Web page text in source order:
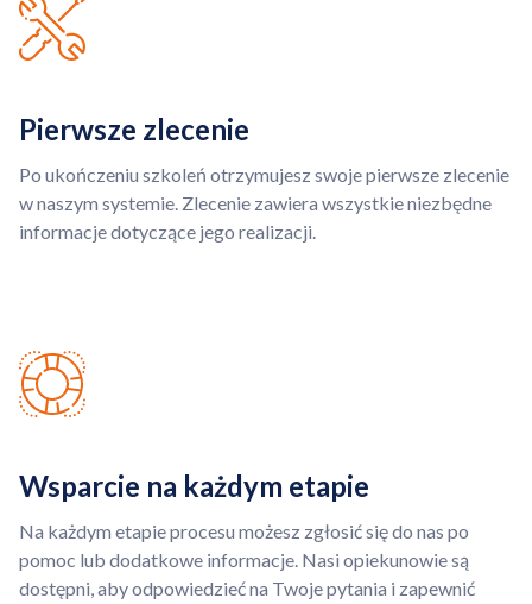
Pierwsze zlecenie
Po ukończeniu szkoleń otrzymujesz swoje pierwsze zlecenie
w naszym systemie. Zlecenie zawiera wszystkie niezbędne
informacje dotyczące jego realizacji.
Wsparcie na każdym etapie
Na każdym etapie procesu możesz zgłosić się do nas po
pomoc lub dodatkowe informacje. Nasi opiekunowie są
dostępni, aby odpowiedzieć na Twoje pytania i zapewnić